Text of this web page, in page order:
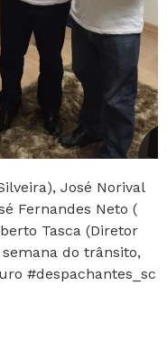
José Norival
Fernandes Neto (
Tasca (Diretor
do trânsito,
#despachantes_sc